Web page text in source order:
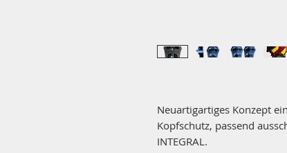
Neuartigartiges Konzept
Kopfschutz, passend
INTEGRAL.